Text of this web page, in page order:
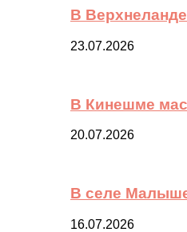
В
23.07.2026
В Кинешме
20.07.2026
В селе
16.07.2026